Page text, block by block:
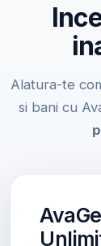
Alatura-te
si bani cu